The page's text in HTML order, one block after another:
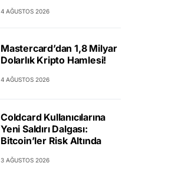
4 AĞUSTOS 2026
Mastercard’dan 1,8 Milyar
Dolarlık Kripto Hamlesi!
4 AĞUSTOS 2026
Coldcard Kullanıcılarına
Yeni Saldırı Dalgası:
Bitcoin’ler Risk Altında
3 AĞUSTOS 2026